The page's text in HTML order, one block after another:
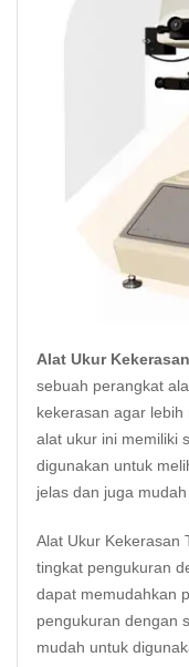
Alat Ukur
sebuah perangkat
kekerasan agar
alat ukur ini memiliki
digunakan untuk
jelas dan juga
Alat Ukur Kekerasan
tingkat pengukuran
dapat memudahkan
pengukuran dengan
mudah untuk